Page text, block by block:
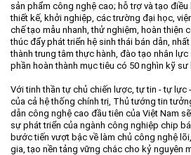
sản phẩm công nghệ cao; hỗ trợ và tạo
thiết kế, khởi nghiệp, các trường đại học,
chế tạo mẫu nhanh, thử nghiệm, hoàn thiện
thúc đẩy phát triển hệ sinh thái bán dẫn,
thành trung tâm thực hành, đào tạo nhân
phần hoàn thành mục tiêu có 50 nghìn kỹ sư
Với tinh thần tự chủ chiến lược, tự tin - tự lực
của cả hệ thống chính trị, Thủ tướng tin
dẫn công nghệ cao đầu tiên của Việt Nam
sự phát triển của ngành công nghiệp chip
bước tiến vượt bậc về làm chủ công nghệ
gia, tạo nền tảng vững chắc cho kỷ nguyên